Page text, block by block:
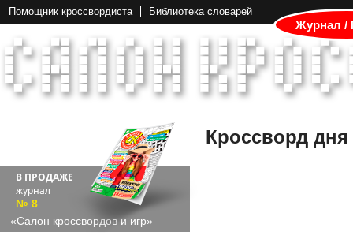
Помощник кроссвордиста Библиотека словарей
Журнал /
В ПРОДАЖЕ
журнал
№ 8
«Салон кроссвордов и игр»
Кроссворд дня